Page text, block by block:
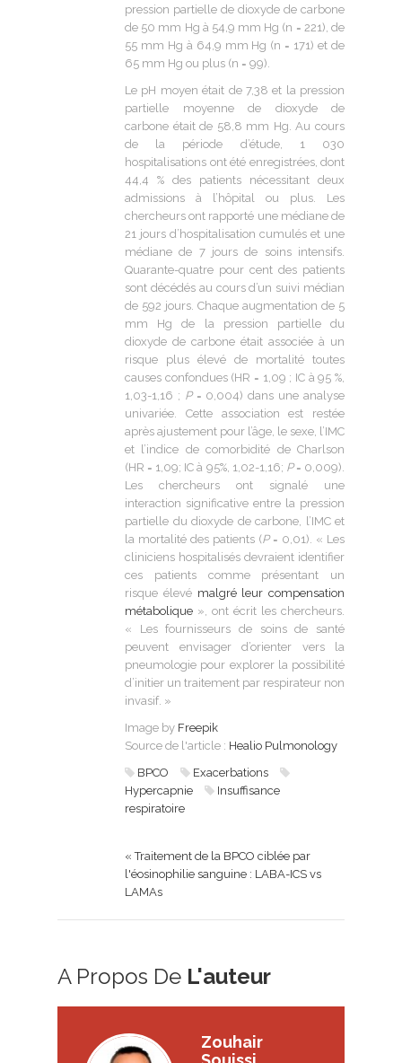
pression partielle de dioxyde de carbone
de 50 mm Hg à 54,9 mm Hg (n = 221), de
55 mm Hg à 64,9 mm Hg (n = 171) et de
65 mm Hg ou plus (n = 99).
Le pH moyen était de 7,38 et la pression
partielle moyenne de dioxyde de
carbone était de 58,8 mm Hg. Au cours
de la période d’étude, 1 030
hospitalisations ont été enregistrées, dont
44,4 % des patients nécessitant deux
admissions à l’hôpital ou plus. Les
chercheurs ont rapporté une médiane de
21 jours d’hospitalisation cumulés et une
médiane de 7 jours de soins intensifs.
Quarante-quatre pour cent des patients
sont décédés au cours d’un suivi médian
de 592 jours. Chaque augmentation de 5
mm Hg de la pression partielle du
dioxyde de carbone était associée à un
risque plus élevé de mortalité toutes
causes confondues (HR = 1,09 ; IC à 95 %,
1,03-1,16 ; P= 0,004) dans une analyse
univariée. Cette association est restée
après ajustement pour l’âge, le sexe, l’IMC
et l’indice de comorbidité de Charlson
(HR = 1,09; IC à 95%, 1,02-1,16; P= 0,009).
Les chercheurs ont signalé une
interaction significative entre la pression
partielle du dioxyde de carbone, l’IMC et
la mortalité des patients (P= 0,01). « Les
cliniciens hospitalisés devraient identifier
ces patients comme présentant un
risque élevé malgré leur compensation
métabolique », ont écrit les chercheurs.
« Les fournisseurs de soins de santé
peuvent envisager d’orienter vers la
pneumologie pour explorer la possibilité
d’initier un traitement par respirateur non
invasif. »
Image by Freepik
Source de l'article : Healio Pulmonology
BPCO
Exacerbations
Hypercapnie
Insuffisance
respiratoire
« Traitement de la BPCO ciblée par
l'éosinophilie sanguine : LABA-ICS vs
LAMAs
A Propos De L'auteur
Zouhair